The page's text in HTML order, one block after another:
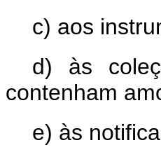
c) aos
d) às
contenham
e) às